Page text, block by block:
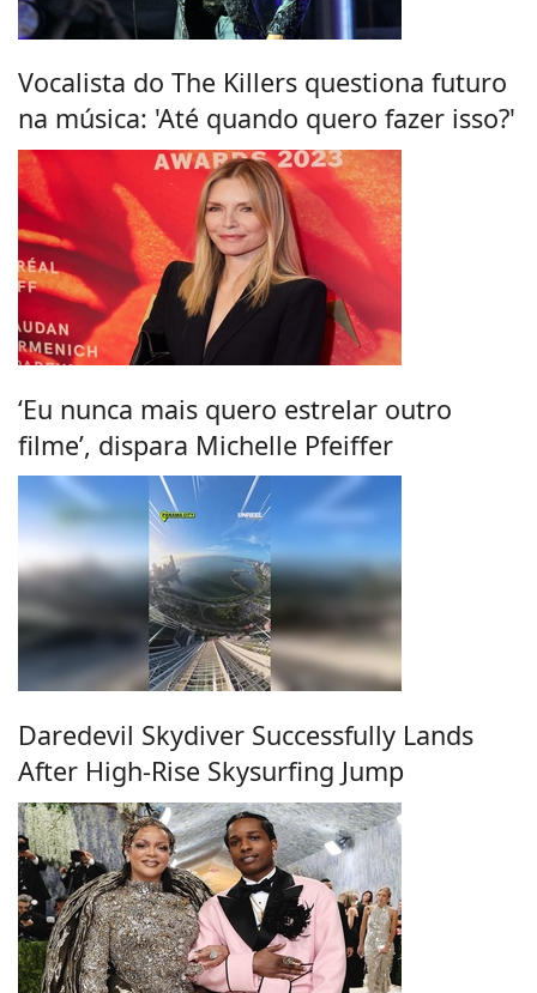
Vocalista do The Killers questiona futuro
na música: 'Até quando quero fazer isso?'
‘Eu nunca mais quero estrelar outro
filme’, dispara Michelle Pfeiffer
Daredevil Skydiver Successfully Lands
After High-Rise Skysurfing Jump